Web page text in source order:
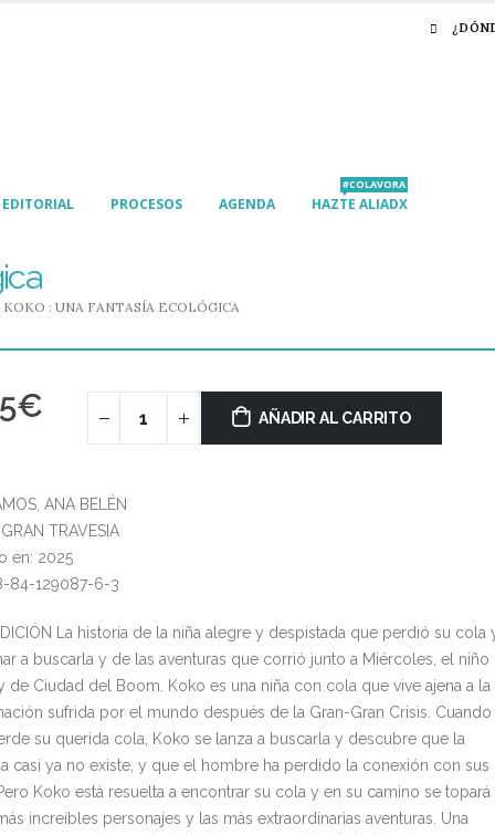
EDITORIAL PROCESOS AGENDA HAZTE ALIADX
#COLAVORA
KOKO : UNA FANTASÍA ECOLÓGICA
€ AÑADIR AL CARRITO
ANA BELÉN
TRAVESIA
en: 2025
84-129087-6-3
La historia de la niña alegre y despistada que perdió su cola
a buscarla y de las aventuras que corrió junto a Miércoles, el niño
de Ciudad del Boom. Koko es una niña con cola que vive ajena a la
sufrida por el mundo después de la Gran-Gran Crisis. Cuando
su querida cola, Koko se lanza a buscarla y descubre que la
casi ya no existe, y que el hombre ha perdido la conexión con sus
Koko está resuelta a encontrar su cola y en su camino se topará
increíbles personajes y las más extraordinarias aventuras. Una